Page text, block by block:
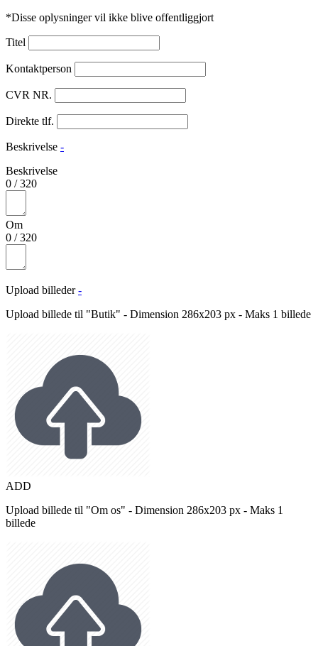
*Disse oplysninger vil ikke blive offentliggjort
Titel
Kontaktperson
CVR NR.
Direkte tlf.
Beskrivelse -
Beskrivelse
0 /320
Om
0 /320
Upload billeder -
Upload billede til "Butik" - Dimension 286x203 px - Maks 1 billede
ADD
Upload billede til "Om os" - Dimension 286x203 px - Maks 1
billede